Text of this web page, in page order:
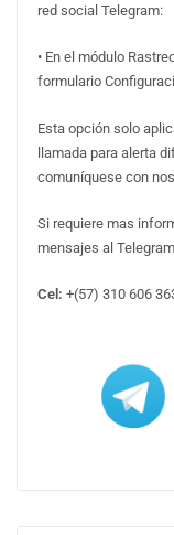
red social Telegram:
• En el módulo
formulario
Esta opción solo
llamada para alerta
comuníquese con
Si requiere mas
mensajes al
Cel: +(57) 310 606